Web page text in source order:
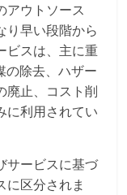
アウトソース
り早い段階から
ビスは、主に重
の除去、ハザー
廃止、コスト削
に利用されてい
サービスに基づ
に区分されま